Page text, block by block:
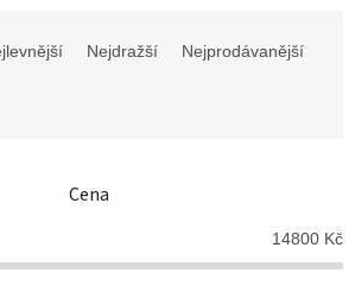
Nejdražší Nejprodávanější
Cena
14800 Kč